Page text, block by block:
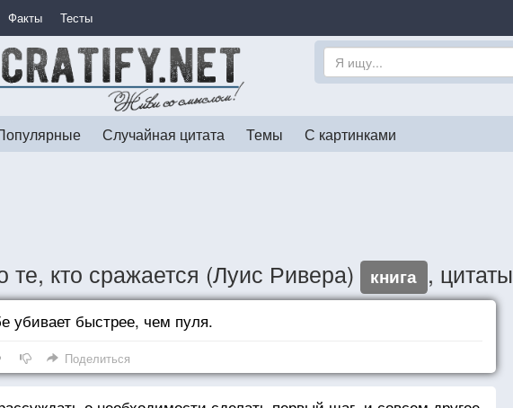
Факты Тесты
Случайная цитата Темы С картинками
те, кто сражается (Луис Ривера) книга , цитаты
убивает быстрее, чем пуля.
Поделиться